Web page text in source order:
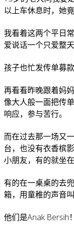
以上车休息时，她
我看着这两个平日
爱说话一个只爱整
孩子也忙发传单募款
再看看昨晚跟着妈
像大人般一面把传
响应，参与苦行。
而在过去那一场又
台，也没有衣香槟
小朋友，有的就坐
有的在一桌桌的去
箱，用童稚的声音
他们是Anak Bersih！